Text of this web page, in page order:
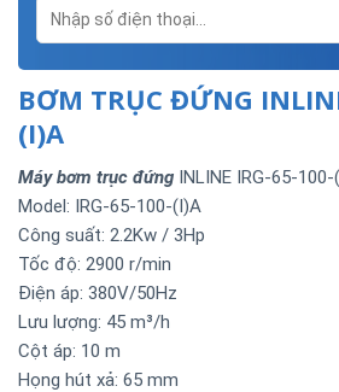
BƠM TRỤC ĐỨNG
(I)A
Máy bơm trục đứng INLINE IRG-65-
Model: IRG-65-100-(I)A
Công suất: 2.2Kw / 3Hp
Tốc độ: 2900 r/min
Điện áp: 380V/50Hz
Lưu lượng: 45 m³/h
Cột áp: 10 m
Họng hút xả: 65 mm